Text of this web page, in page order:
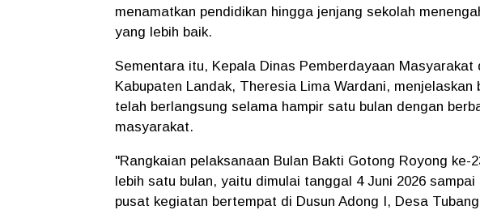
menamatkan pendidikan hingga jenjang sekolah
yang lebih baik.
Sementara itu, Kepala Dinas Pemberdayaan Masyarakat
Kabupaten Landak, Theresia Lima Wardani, menjelaskan
telah berlangsung selama hampir satu bulan dengan
masyarakat.
"Rangkaian pelaksanaan Bulan Bakti Gotong Royong ke-
lebih satu bulan, yaitu dimulai tanggal 4 Juni 2026
pusat kegiatan bertempat di Dusun Adong I, Desa